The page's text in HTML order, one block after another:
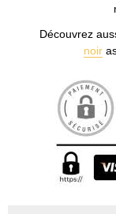
Découvrez
noir